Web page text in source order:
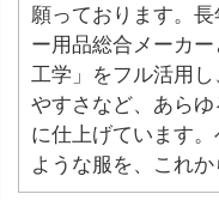
願っております。
ー用品総合メーカ
工学」をフル活用
やすさなど、あら
に仕上げています
ような服を、これか